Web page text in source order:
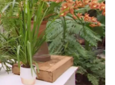
primero has de
boletín.